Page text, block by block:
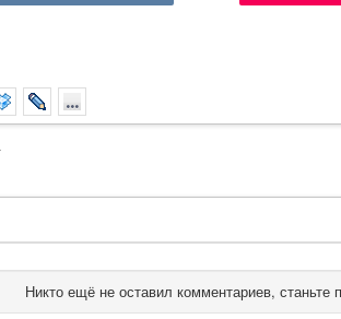
Никто ещё не оставил комментариев, станьте